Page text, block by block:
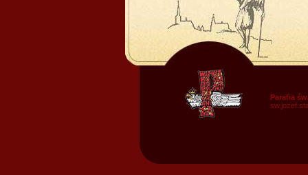
Parafia